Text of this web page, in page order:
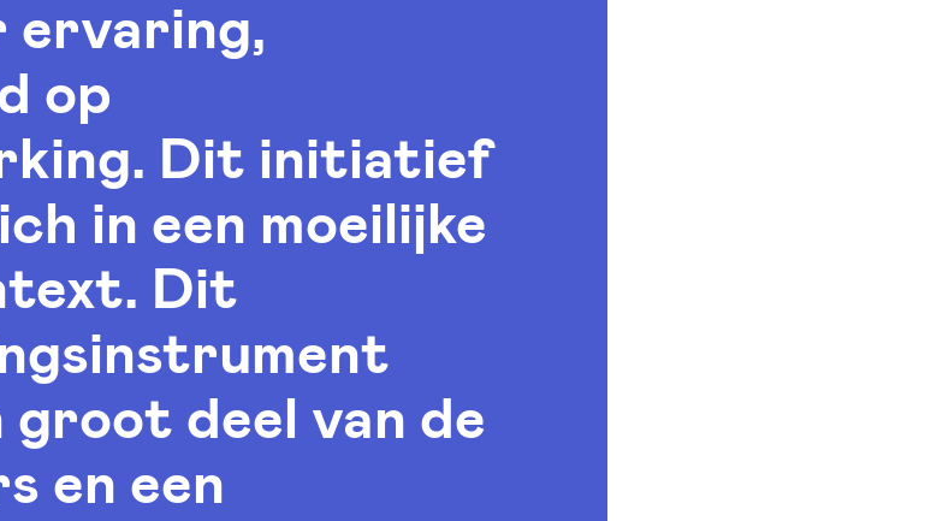
ervaring,
op
Dit initiatief
in een moeilijke
Dit
groot deel van de
en een